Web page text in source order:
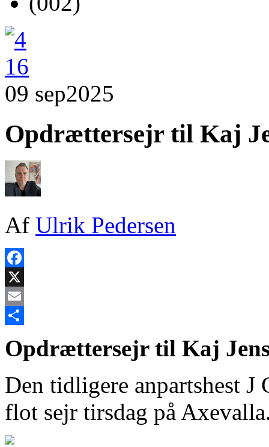
09 sep2025
Opdrættersejr til Kaj
Af Ulrik Pedersen
Facebook
X
Email
Opdrættersejr til Kaj
Den tidligere anpartshest
flot sejr tirsdag på